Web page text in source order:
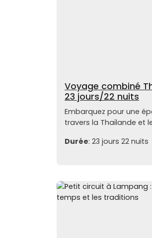
Voyage combiné
23 jours/22 nuits
Embarquez pour une
travers la Thaïlande et
Durée: 23 jours 22 nuits